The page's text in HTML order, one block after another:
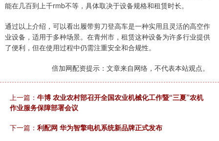
能在几百到上千rmb不等，具体取决于设备规格和租赁时长。
通过以上介绍，可以看出履带剪刀登高车是一种实用且灵活的高空作
业设备，适用于多种场景。在青州市，租赁这种设备为许多行业提供
了便利，但在使用过程中仍需注重安全和合规性。
倍加网配资提示：文章来自网络，不代表本站观点。
上一篇： 牛博 农业农村部召开全国农业机械化工作暨“三夏”农机
作业服务保障部署会议
下一篇： 利配网 华为智擎电机系统新品牌正式发布